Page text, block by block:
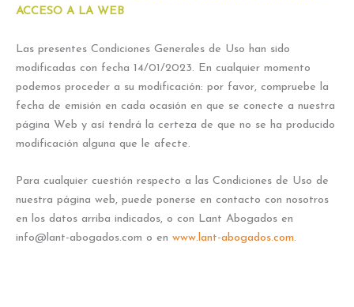
ACCESO A LA WEB
Las presentes Condiciones Generales de Uso han sido
modificadas con fecha 14/01/2023. En cualquier momento
podemos proceder a su modificación: por favor, compruebe la
fecha de emisión en cada ocasión en que se conecte a nuestra
página Web y así tendrá la certeza de que no se ha producido
modificación alguna que le afecte.
Para cualquier cuestión respecto a las Condiciones de Uso de
nuestra página web, puede ponerse en contacto con nosotros
en los datos arriba indicados, o con Lant Abogados en
info@lant-abogados.com o en www.lant-abogados.com.